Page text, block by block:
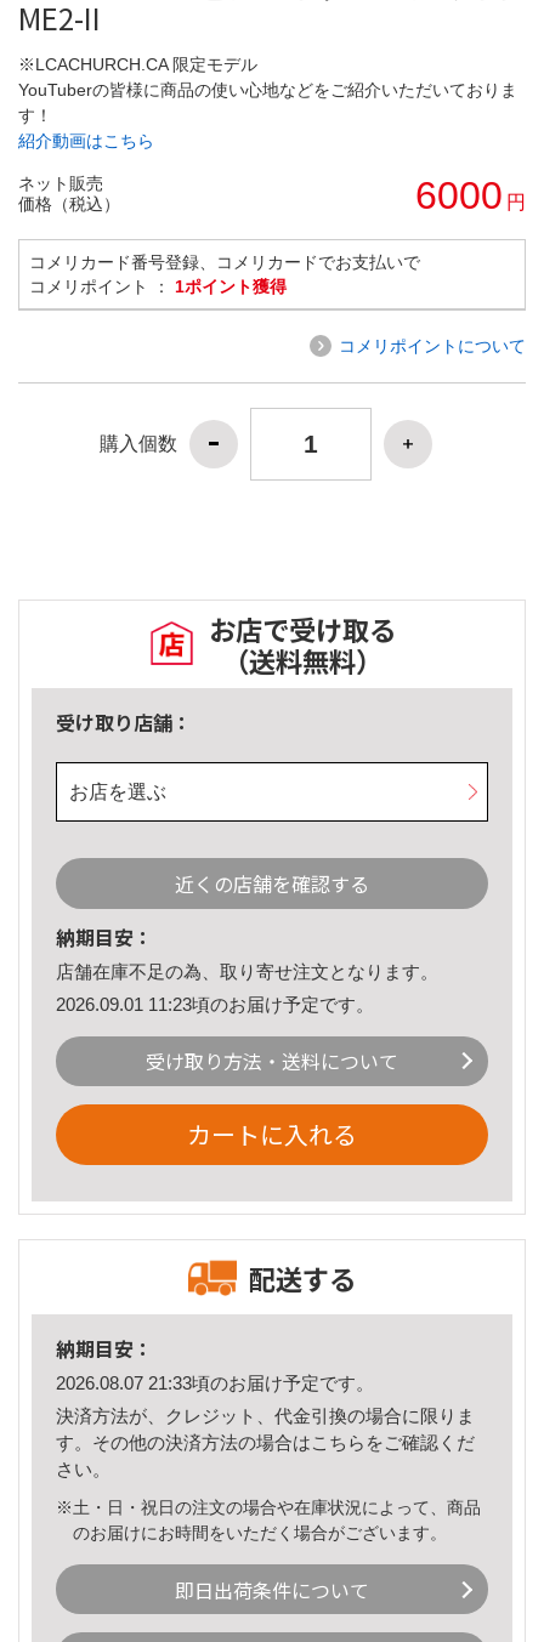
ME2-II
※LCACHURCH.CA 限定モデル
YouTuberの皆様に商品の使い心地などをご紹介いただいておりま
す！
紹介動画はこちら
ネット販売
価格（税込）
6000 円
コメリカード番号登録、コメリカードでお支払いで
コメリポイント ： 1ポイント獲得
コメリポイントについて
購入個数
お店で受け取る
（送料無料）
受け取り店舗：
お店を選ぶ
近くの店舗を確認する
納期目安：
店舗在庫不足の為、取り寄せ注文となります。
2026.09.01 11:23頃のお届け予定です。
受け取り方法・送料について
カートに入れる
配送する
納期目安：
2026.08.07 21:33頃のお届け予定です。
決済方法が、クレジット、代金引換の場合に限りま
す。その他の決済方法の場合はこちら をご確認くだ
さい。
※土・日・祝日の注文の場合や在庫状況によって、商品
のお届けにお時間をいただく場合がございます。
即日出荷条件について